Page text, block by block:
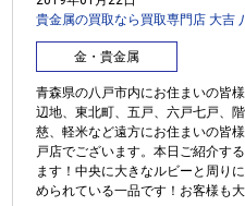
貴金属の買取なら買取専門店 大吉
金・貴金属
青森県の八戸市内にお住まいの皆
辺地、東北町、五戸、六戸七戸、
慈、軽米など遠方にお住まいの皆
戸店でございます。本日ご紹介す
ます！中央に大きなルビーと周り
められている一品です！お客様も